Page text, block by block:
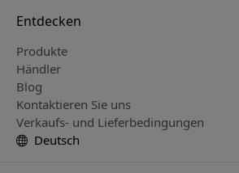
Entdecken
Produkte
Händler
Blog
Kontaktieren Sie uns
Verkaufs- und Lieferbedingungen
Deutsch